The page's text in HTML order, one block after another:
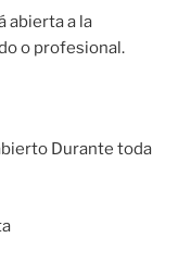
abierta a la
o profesional.
Durante toda